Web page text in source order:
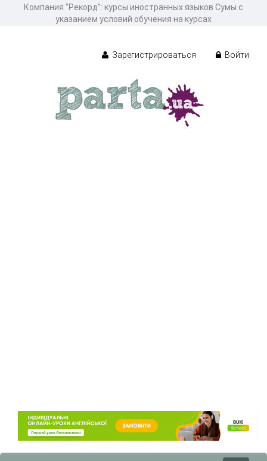
Компания "Рекорд": курсы иностранных языков Сумы с
указанием условий обучения на курсах
Зарегистрироваться Войти